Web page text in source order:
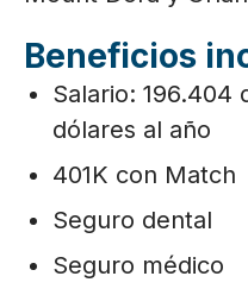
Beneficios
Salario: 196.404
dólares al año
401K con Match
Seguro dental
Seguro médico